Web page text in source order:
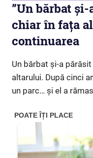
”Un bărbat
chiar în fața
continuarea
Un bărbat și-a
altarului. După cinci
un parc… și el a